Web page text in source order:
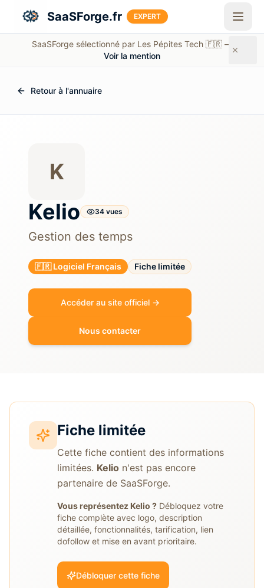
Aller au contenu principal
SaaSForge.fr EXPERT
SaaSForge sélectionné par Les Pépites Tech 🇫🇷 —
Voir la mention
Retour à l'annuaire
K
Kelio
34 vues
Gestion des temps
🇫🇷 Logiciel Français Fiche limitée
Accéder au site officiel →
Nous contacter
Fiche limitée
Cette fiche contient des informations
limitées. Kelio n'est pas encore
partenaire de SaaSForge.
Vous représentezKelio ? Débloquez votre
fiche complète avec logo, description
détaillée, fonctionnalités, tarification, lien
dofollow et mise en avant prioritaire.
Débloquer cette fiche